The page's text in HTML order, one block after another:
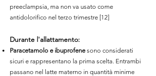
preeclampsia, ma non va usato come
antidolorifico nel terzo trimestre [12]
Durante l'allattamento:
Paracetamolo e ibuprofene sono considerati
sicuri e rappresentano la prima scelta. Entrambi
passano nel latte materno in quantità minime